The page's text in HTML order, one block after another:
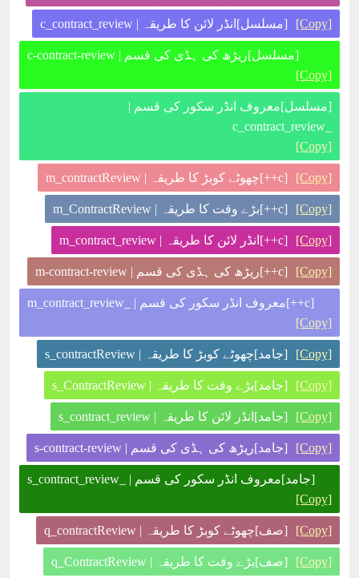
[مسلسل]انڈر لائن کا طریقہ | c_contract_review [Copy]
[مسلسل]ریڑھ کی ہڈی کی قسم | c-contract-review
[Copy]
[مسلسل]معروف انڈر سکور کی قسم |
_c_contract_review
[Copy]
[c++]چھوٹے کوبڑ کا طریقہ | m_contractReview [Copy]
[c++]بڑے وقت کا طریقہ | m_ContractReview [Copy]
[c++]انڈر لائن کا طریقہ | m_contract_review [Copy]
[c++]ریڑھ کی ہڈی کی قسم | m-contract-review [Copy]
[c++]معروف انڈر سکور کی قسم | _m_contract_review
[Copy]
[جامد]چھوٹے کوبڑ کا طریقہ | s_contractReview [Copy]
[جامد]بڑے وقت کا طریقہ | s_ContractReview [Copy]
[جامد]انڈر لائن کا طریقہ | s_contract_review [Copy]
[جامد]ریڑھ کی ہڈی کی قسم | s-contract-review [Copy]
[جامد]معروف انڈر سکور کی قسم | _s_contract_review
[Copy]
[صف]چھوٹے کوبڑ کا طریقہ | q_contractReview [Copy]
[صف]بڑے وقت کا طریقہ | q_ContractReview [Copy]